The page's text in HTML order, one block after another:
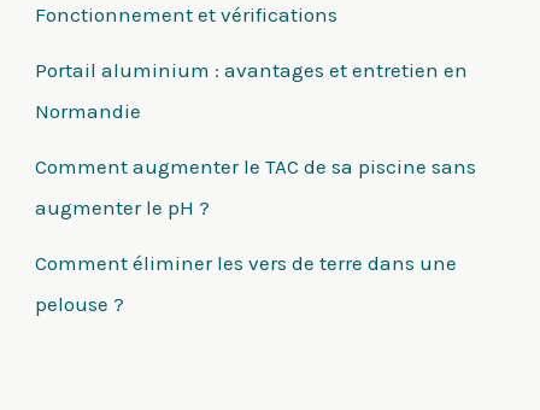
Fonctionnement et vérifications
Portail aluminium : avantages et entretien en
Normandie
Comment augmenter le TAC de sa piscine sans
augmenter le pH ?
Comment éliminer les vers de terre dans une
pelouse ?